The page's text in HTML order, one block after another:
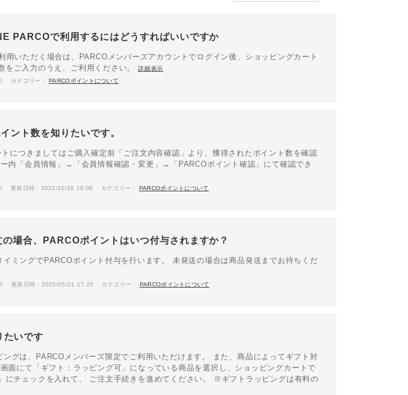
PARCOで利用するにはどうすればいいですか
用いただく場合は、PARCOメンバーズアカウントでログイン後、ショッピングカート
をご入力のうえ、ご利用ください。
詳細表示
カテゴリー：PARCOポイントについて
ント数を知りたいです。
につきましてはご購入確定前「ご注文内容確認」より、獲得されたポイント数を確認
内「会員情報」→「会員情報確認・変更」→「PARCOポイント確認」にて確認でき
更新日時：2022/10/18 19:08 カテゴリー： PARCOポイントについて
場合、PARCOポイントはいつ付与されますか？
ミングでPARCOポイント付与を行います。 未発送の場合は商品発送までお待ちくだ
更新日時：2025/05/21 17:25 カテゴリー： PARCOポイントについて
たいです
グは、PARCOメンバーズ限定でご利用いただけます。 また、商品によってギフト対
面にて「ギフト：ラッピング可」になっている商品を選択し、ショッピングカートで
にチェックを入れて、 ご注文手続きを進めてください。 ※ギフトラッピングは有料の